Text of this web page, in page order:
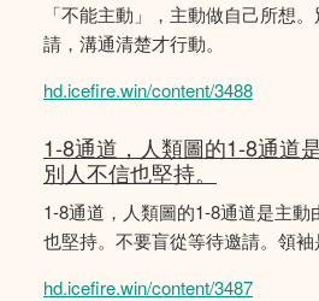
「不能主動」，主動做自己所想
請，溝通清楚才行動。
hd.icefire.win/content/3488
1-8通道，人類圖的1-8通道
別人不信也堅持。
1-8通道，人類圖的1-8通道是主
也堅持。不要盲從等待邀請。領袖
hd.icefire.win/content/3487